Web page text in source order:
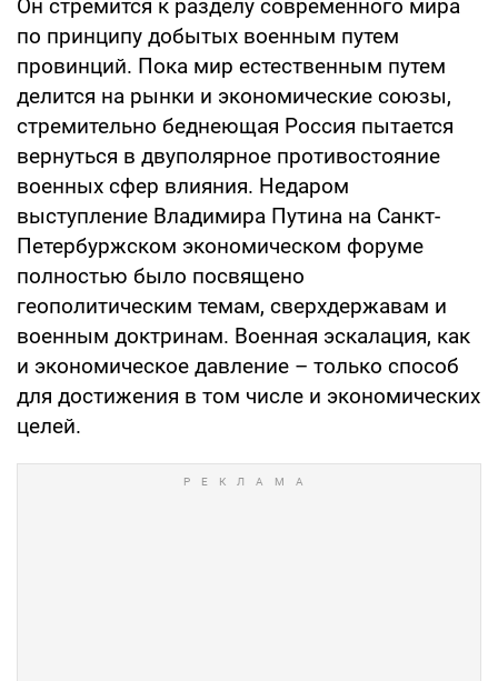
Он стремится к разделу современного мира
по принципу добытых военным путем
провинций. Пока мир естественным путем
делится на рынки и экономические союзы,
стремительно беднеющая Россия пытается
вернуться в двуполярное противостояние
военных сфер влияния. Недаром
выступление Владимира Путина на Санкт-
Петербуржском экономическом форуме
полностью было посвящено
геополитическим темам, сверхдержавам и
военным доктринам. Военная эскалация, как
и экономическое давление – только способ
для достижения в том числе и экономических
целей.